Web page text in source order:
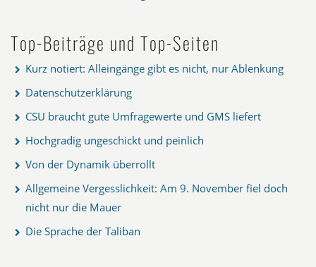
Top-Beiträge und Top-Seiten
Kurz notiert: Alleingänge gibt es nicht, nur Ablenkung
Datenschutzerklärung
CSU braucht gute Umfragewerte und GMS liefert
Hochgradig ungeschickt und peinlich
Von der Dynamik überrollt
Allgemeine Vergesslichkeit: Am 9. November fiel doch
nicht nur die Mauer
Die Sprache der Taliban